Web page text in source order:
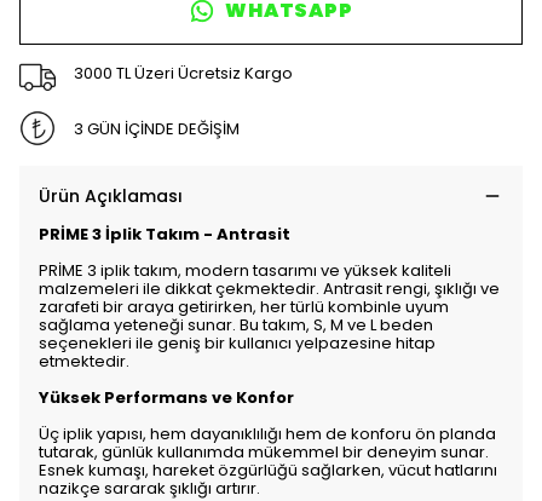
WHATSAPP
3000 TL Üzeri Ücretsiz Kargo
3 GÜN İÇİNDE DEĞİŞİM
Ürün Açıklaması
PRİME 3 İplik Takım - Antrasit
PRİME 3 iplik takım, modern tasarımı ve yüksek kaliteli
malzemeleri ile dikkat çekmektedir. Antrasit rengi, şıklığı ve
zarafeti bir araya getirirken, her türlü kombinle uyum
sağlama yeteneği sunar. Bu takım, S, M ve L beden
seçenekleri ile geniş bir kullanıcı yelpazesine hitap
etmektedir.
Yüksek Performans ve Konfor
Üç iplik yapısı, hem dayanıklılığı hem de konforu ön planda
tutarak, günlük kullanımda mükemmel bir deneyim sunar.
Esnek kumaşı, hareket özgürlüğü sağlarken, vücut hatlarını
nazikçe sararak şıklığı artırır.